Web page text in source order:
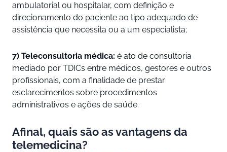
ambulatorial ou hospitalar, com definição e
direcionamento do paciente ao tipo adequado de
assistência que necessita ou a um especialista;
7) Teleconsultoria médica: é ato de consultoria
mediado por TDICs entre médicos, gestores e outros
profissionais, com a finalidade de prestar
esclarecimentos sobre procedimentos
administrativos e ações de saúde.
Afinal, quais são as vantagens da
telemedicina?